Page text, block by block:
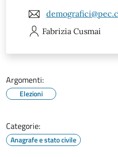
Fabrizia Cusmai
Argomenti:
Elezioni
Categorie:
Anagrafe e stato civile